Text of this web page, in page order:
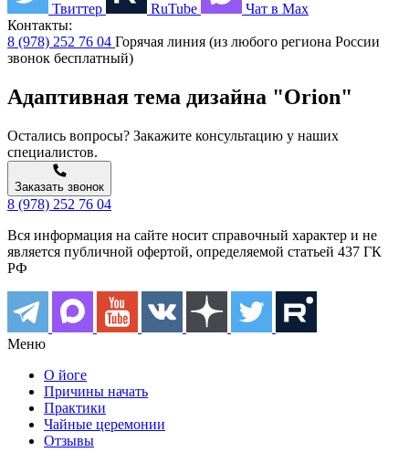
Твиттер RuTube
Чат в Max
Контакты:
8 (978) 252 76 04 Горячая линия (из любого региона России
звонок бесплатный)
Адаптивная тема дизайна "Orion"
Остались вопросы? Закажите консультацию у наших
специалистов.
Заказать звонок
8 (978) 252 76 04
Вся информация на сайте носит справочный характер и не
является публичной офертой, определяемой статьей 437 ГК
РФ
Меню
О йоге
Причины начать
Практики
Чайные церемонии
Отзывы